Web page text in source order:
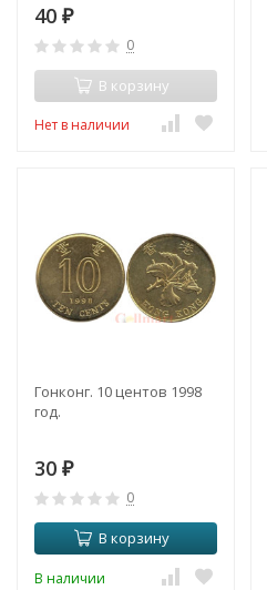
40 ₽
0
В корзину
Нет в наличии
Гонконг. 10 центов 1998
год.
30 ₽
0
В корзину
В наличии